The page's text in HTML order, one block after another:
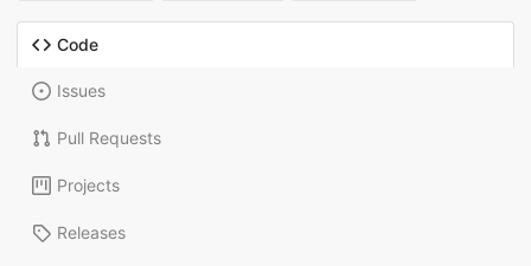
Code
Issues
Pull Requests
Projects
Releases